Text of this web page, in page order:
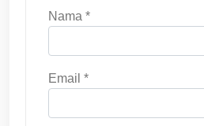
Nama *
Email *